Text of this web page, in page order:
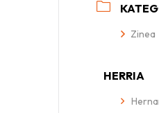
Zinea
HERRIA